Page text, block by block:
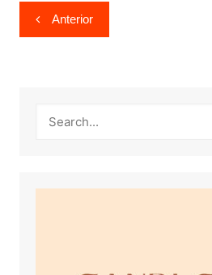
Navegação
de
Anterior